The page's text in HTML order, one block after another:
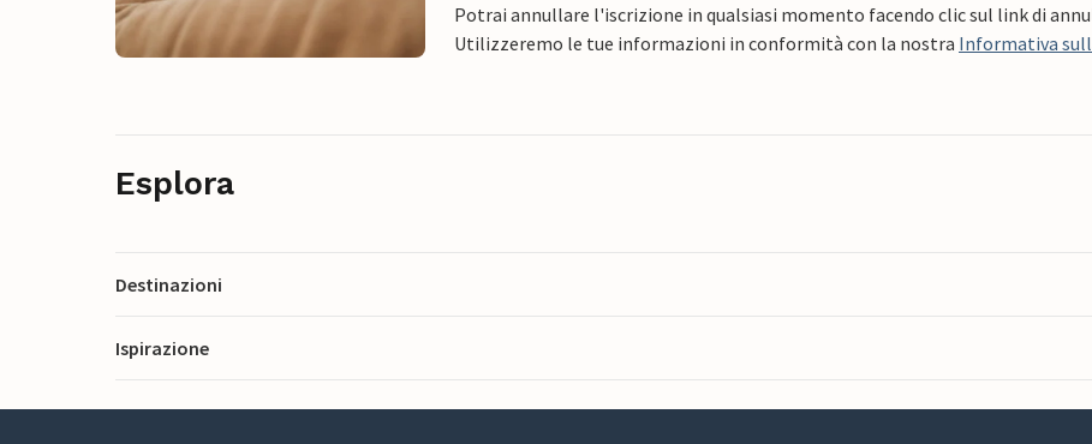
Potrai annullare l'iscrizione in qualsiasi momento facendo clic sul link di
Utilizzeremo le tue informazioni in conformità con la nostra Informativa
Esplora
Destinazioni
Ispirazione